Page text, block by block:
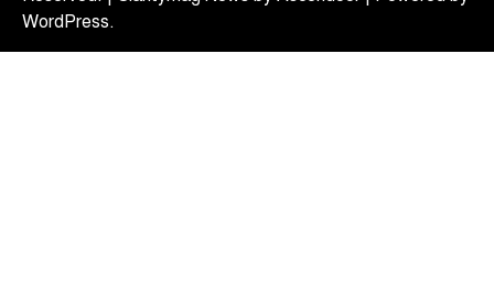
‘বাংলাদেশের জনগণের অনুভূতির বিষয়ে
WordPress.